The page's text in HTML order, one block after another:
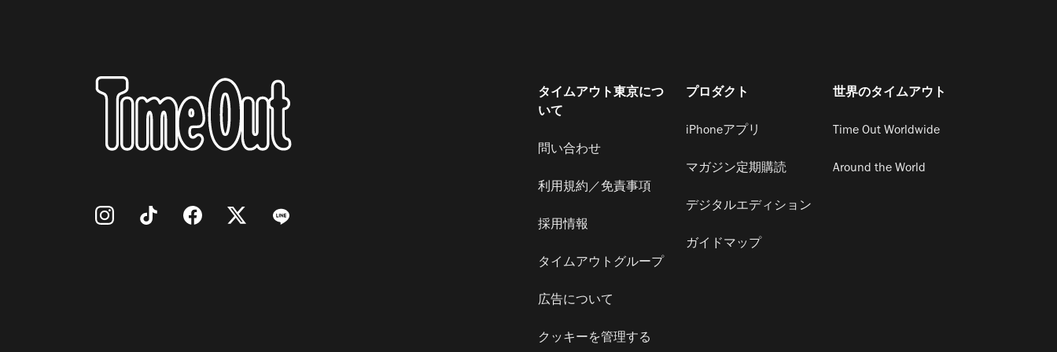
タイムアウト東京につ
いて
問い合わせ
利用規約／免責事項
採用情報
タイムアウトグループ
広告について
クッキーを管理する
プロダクト
iPhoneアプリ
マガジン定期購読
デジタルエディション
ガイドマップ
世界のタイムアウト
Time Out Worldwide
Around the World